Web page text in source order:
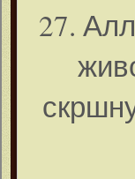
27.